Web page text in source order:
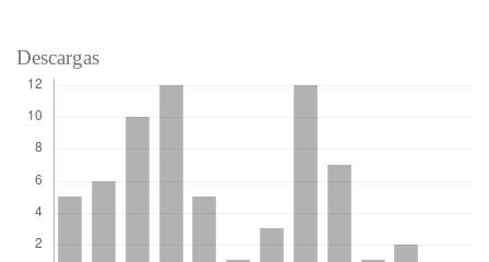
Descargas